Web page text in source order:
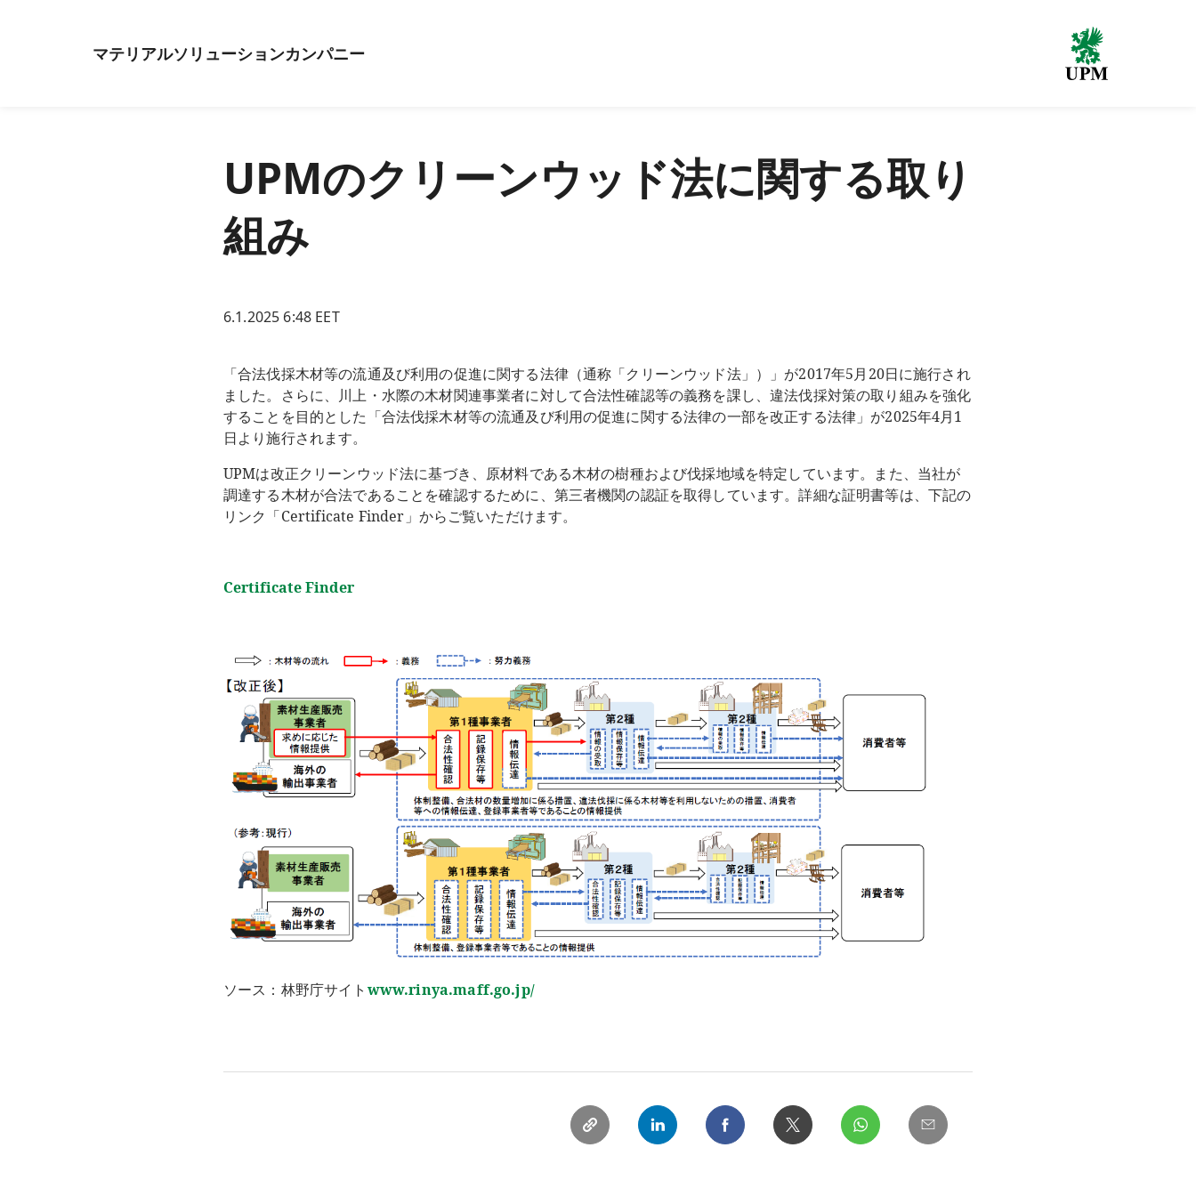
マテリアルソリューションカンパニー
UPMのクリーンウッド法に関する取り
組み
6.1.2025 6:48 EET
「合法伐採木材等の流通及び利用の促進に関する法律（通称「クリーンウッド法」）」が2017年5月20日に施行され
ました。さらに、川上・水際の木材関連事業者に対して合法性確認等の義務を課し、違法伐採対策の取り組みを強化
することを目的とした「合法伐採木材等の流通及び利用の促進に関する法律の一部を改正する法律」が2025年4月1
日より施行されます。
UPMは改正クリーンウッド法に基づき、原材料である木材の樹種および伐採地域を特定しています。また、当社が
調達する木材が合法であることを確認するために、第三者機関の認証を取得しています。詳細な証明書等は、下記の
リンク「Certificate Finder」からご覧いただけます。
Certificate Finder
ソース：林野庁サイト www.rinya.maff.go.jp/